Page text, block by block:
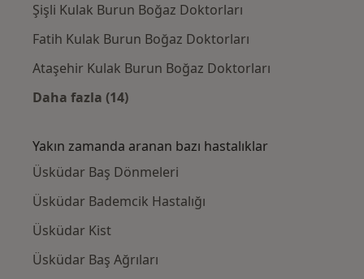
Şişli Kulak Burun Boğaz Doktorları
Fatih Kulak Burun Boğaz Doktorları
Ataşehir Kulak Burun Boğaz Doktorları
Daha fazla (14)
Yakın zamanda aranan bazı hastalıklar
Üsküdar Baş Dönmeleri
Üsküdar Bademcik Hastalığı
Üsküdar Kist
Üsküdar Baş Ağrıları